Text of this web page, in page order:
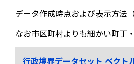
データ作成時点および表示方法
なお市区町村よりも細かい町丁
行政境界データセット ベクト